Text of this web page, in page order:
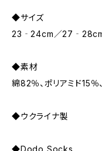
◆サイズ
23‐24cm／
◆素材
綿82％、ポリアミド15％
◆ウクライナ製
◆Dodo Socks